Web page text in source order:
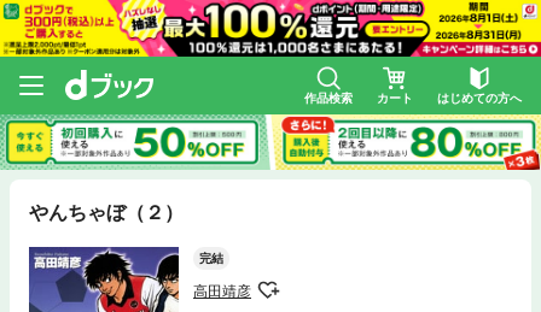
作品検索 カート はじめての方へ
やんちゃぼ（２）
完結
高田靖彦